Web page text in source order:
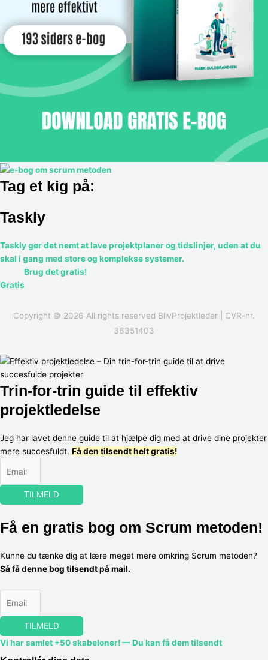
Tag et kig på:
Taskly
Taskly gør det nemt at lave projektplaner og tidslinjer, uden at du
skal i gang med store og komplekse systemer.
Brug det gratis!
Gratis
Copyright © 2026 All rights reserved BlivProjektleder | CVR-nr.
36351403
Trin-for-trin guide til effektiv
projektledelse
Jeg har lavet denne guide til at hjælpe dig med at drive dine projekter
mere succesfuldt. Få den tilsendt helt gratis!
TILMELD
Få en gratis bog om Scrum metoden!
Kunne du tænke dig at lære meget mere omkring Scrum metoden?
Så få denne bog tilsendt på mail.
TILMELD
Vi har samlet +50 skabeloner! — Du kan få dem tilsendt